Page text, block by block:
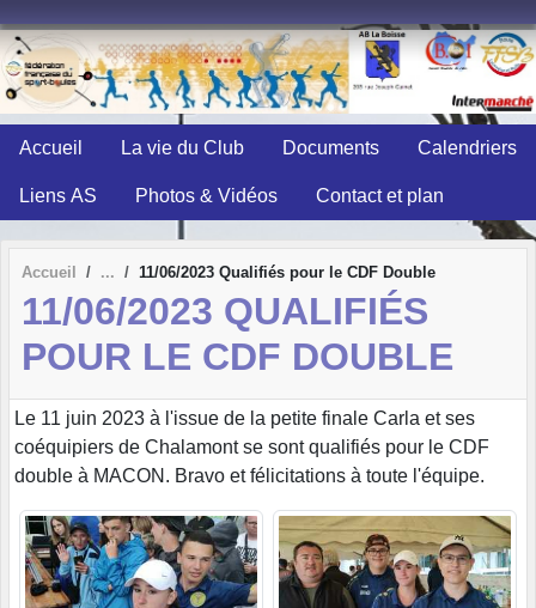
Accueil La vie du Club Documents Calendriers
Liens AS Photos & Vidéos Contact et plan
Accueil 11/06/2023 Qualifiés pour le CDF Double
11/06/2023 QUALIFIÉS
POUR LE CDF DOUBLE
Le 11 juin 2023 à l'issue de la petite finale Carla et ses
coéquipiers de Chalamont se sont qualifiés pour le CDF
double à MACON. Bravo et félicitations à toute l'équipe.